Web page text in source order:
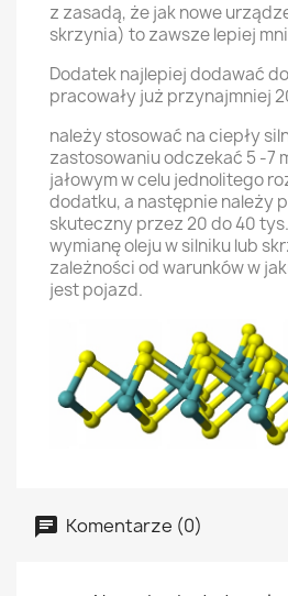
z zasadą, że jak nowe
skrzynia) to zawsze lepiej
Dodatek najlepiej dodawać
pracowały już przynajmniej
należy stosować na ciepły
zastosowaniu odczekać 5 -7
jałowym w celu jednolitego
dodatku, a następnie należy
skuteczny przez 20 do 40
wymianę oleju w silniku lub
zależności od warunków w
jest pojazd.
Komentarze (0)